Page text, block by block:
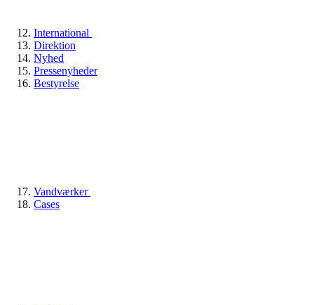
International
Direktion
Nyhed
Pressenyheder
Bestyrelse
Vandværker
Cases